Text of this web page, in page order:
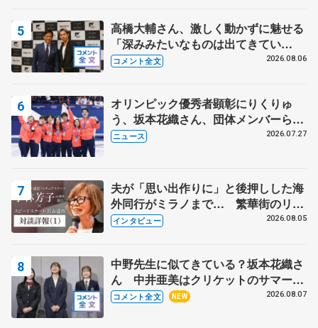
高橋大輔さん、激しく動かずに魅せる
「深みみたいなものは出てきてい
る？」 〝兄さん〟と慕うレジェンド
コメント全文 2026.08.06
オリンピック優秀者顕彰にりくりゅ
う、坂本花織さん、団体メンバーら
8月7日に文科省が表彰式、ブルーノ・
ニュース 2026.07.27
夫が「思い出作りに」と後押しした海
外同行がミラノまで… 繁華街のリン
クでは不良のお兄さんも味方に 小林
インタビュー 2026.08.05
中野先生に似てきている？坂本花織さ
ん 中井亜美はクリケットのサマーキ
ャンプに 島田麻央はたくさん試合に
コメント全文 NEW 2026.08.07